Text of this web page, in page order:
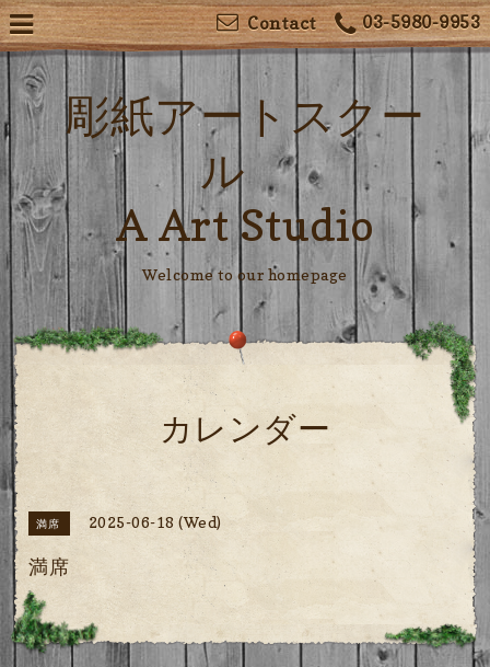
03-5980-9953
Contact
彫紙アートスクー
ル
A Art Studio
Welcome to our homepage
カレンダー
満席 2025-06-18 (Wed)
満席